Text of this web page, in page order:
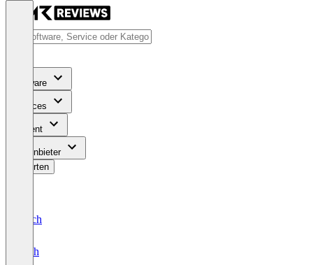
Software
Services
Content
Für Anbieter
Bewerten
Deutsch
English